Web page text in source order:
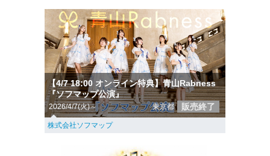
【4/7 18:00 オンライン特典】青山Rabness
『ソフマップ公演』
2026/4/7(火)～ 東京都 販売終了
株式会社ソフマップ